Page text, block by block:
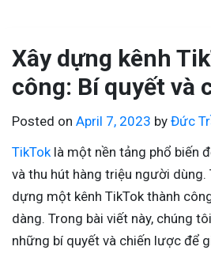
Xây dựng kênh
công: Bí quyết và
Posted on April 7, 2023 by Đức
TikToklà một nền tảng phổ biến
và thu hút hàng triệu người dùng.
dựng một kênh TikTok thành
dàng. Trong bài viết này, chúng
những bí quyết và chiến lược để